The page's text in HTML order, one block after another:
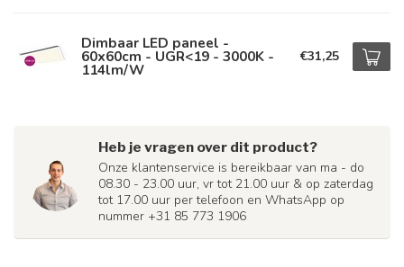
Dimbaar LED paneel -
60x60cm - UGR<19 - 3000K -
114lm/W
€31,25
Heb je vragen over dit product?
Onze klantenservice is bereikbaar van ma - do
08.30 - 23.00 uur, vr tot 21.00 uur & op zaterdag
tot 17.00 uur per telefoon en WhatsApp op
nummer +31 85 773 1906